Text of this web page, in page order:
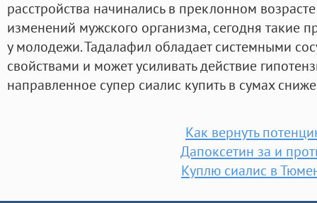
расстройства начинались в преклонном
изменений мужского организма, сегодня такие
у молодежи. Тадалафил обладает системными
свойствами и может усиливать действие
направленное супер сиалис купить в сумах
Как вернуть
Дапоксетин за и
Куплю сиалис в